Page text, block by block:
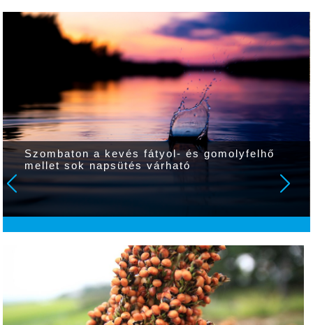
Melegben is tartós virágdíszek